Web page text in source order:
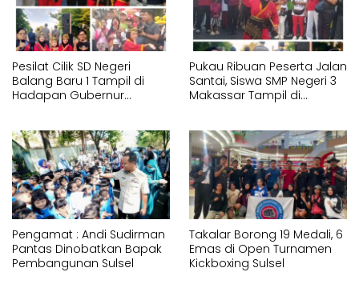
Pesilat Cilik SD Negeri
Balang Baru 1 Tampil di
Hadapan Gubernur
Pencak Silat Tangan
Kosong
Pukau Ribuan Peserta Jalan
Santai, Siswa SMP Negeri 3
Makassar Tampil di
Memperagakan Jurus
Pencak Silat Bersenjata
Pengamat : Andi Sudirman
Pantas Dinobatkan Bapak
Pembangunan Sulsel
Takalar Borong 19 Medali, 6
Emas di Open Turnamen
Kickboxing Sulsel